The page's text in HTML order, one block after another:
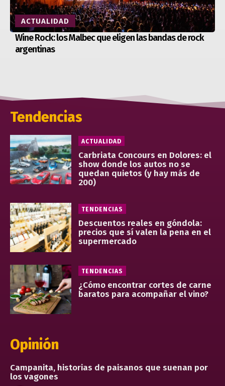
ACTUALIDAD
Wine Rock: los Malbec que eligen las bandas de rock
argentinas
Tendencias
ACTUALIDAD
Carbriata Concours en Dolores: el
show donde los autos no se
quedan quietos (y hay más de
200)
TENDENCIAS
Descuentos reales en góndola:
precios que sí valen la pena en el
supermercado
TENDENCIAS
¿Cómo encontrar cortes de carne
baratos para acompañar el vino?
Opinión
Campanita, historias de paisanos que suenan por
los vagones